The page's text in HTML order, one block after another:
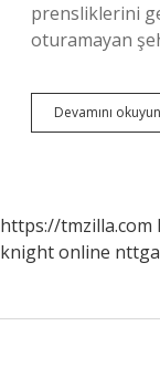
prensliklerini
oturamayan
Devamını okuyun
https://tmzilla.com
knight online